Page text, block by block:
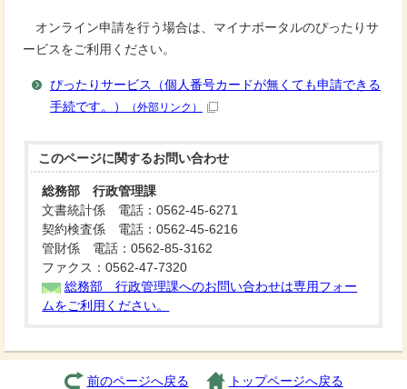
オンライン申請を行う場合は、マイナポータルのぴったりサ
ービスをご利用ください。
ぴったりサービス（個人番号カードが無くても申請できる
手続です。）
（外部リンク）
このページに関するお問い合わせ
総務部 行政管理課
文書統計係 電話：0562-45-6271
契約検査係 電話：0562-45-6216
管財係 電話：0562-85-3162
ファクス：0562-47-7320
総務部 行政管理課へのお問い合わせは専用フォー
ムをご利用ください。
前のページへ戻る トップページへ戻る